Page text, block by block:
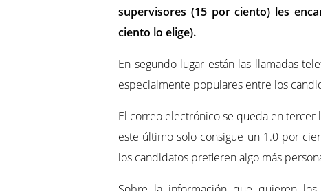
supervisores (15 por ciento) les
ciento lo elige).
En segundo lugar están las llamadas
especialmente populares entre los
El correo electrónico se queda en tercer
este último solo consigue un 1.0 por
los candidatos prefieren algo más